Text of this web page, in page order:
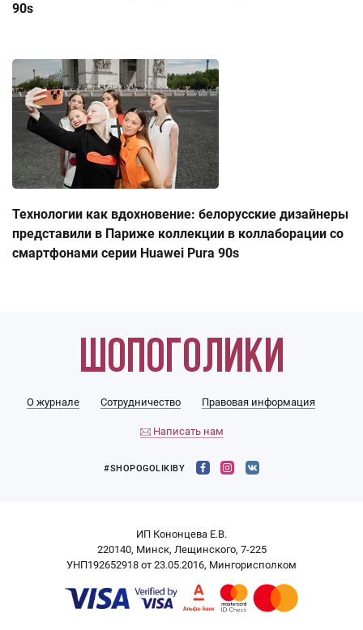
90s
Технологии как вдохновение: белорусские дизайнеры
представили в Париже коллекции в коллаборации со
смартфонами серии Huawei Pura 90s
О журнале Сотрудничество Правовая информация
Написать нам
#SHOPOGOLIKIBY
ИП Кононцева Е.В.
220140, Минск, Лещинского, 7-225
УНП192652918 от 23.05.2016, Мингорисполком